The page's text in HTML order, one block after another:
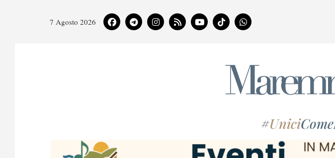
7 Agosto 2026
#Unici